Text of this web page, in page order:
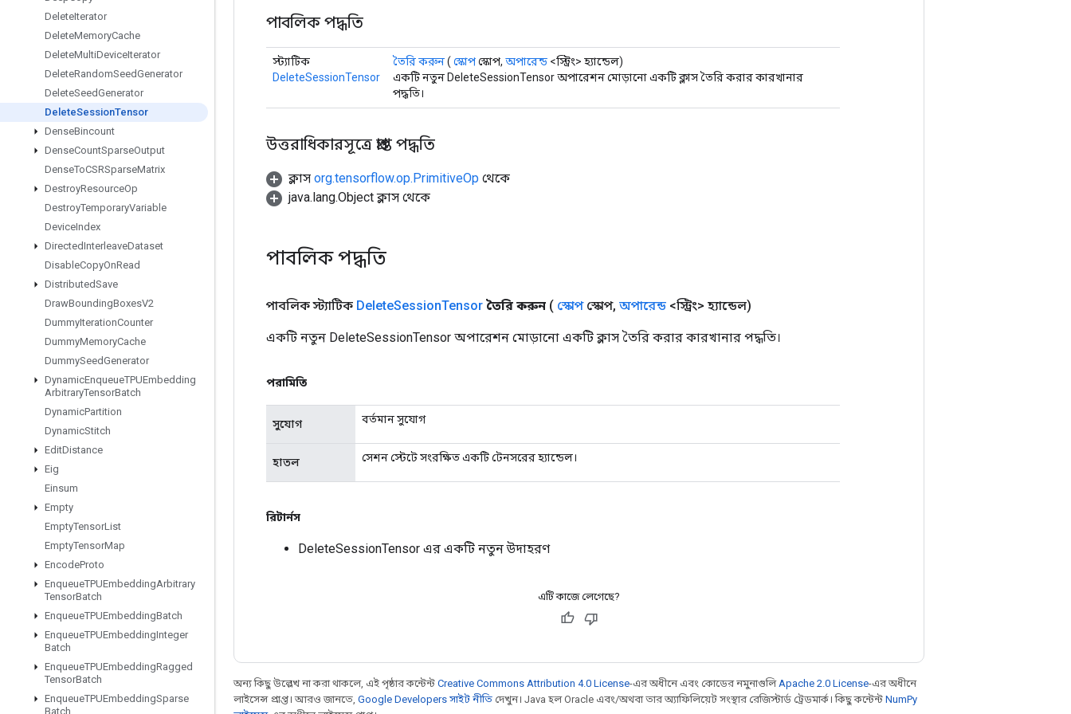
DeleteIterator
DeleteMemoryCache
DeleteMultiDeviceIterator
DeleteRandomSeedGenerator
DeleteSeedGenerator
DeleteSessionTensor
DenseBincount
DenseCountSparseOutput
DenseToCSRSparseMatrix
DestroyResourceOp
DestroyTemporaryVariable
DeviceIndex
DirectedInterleaveDataset
DisableCopyOnRead
DistributedSave
DrawBoundingBoxesV2
DummyIterationCounter
DummyMemoryCache
DummySeedGenerator
DynamicEnqueueTPUEmbedding
ArbitraryTensorBatch
DynamicPartition
DynamicStitch
EditDistance
Eig
Einsum
Empty
EmptyTensorList
EmptyTensorMap
EncodeProto
EnqueueTPUEmbeddingArbitrary
TensorBatch
EnqueueTPUEmbeddingBatch
EnqueueTPUEmbeddingInteger
Batch
EnqueueTPUEmbeddingRagged
TensorBatch
EnqueueTPUEmbeddingSparse
Batch
পাবলিক পদ্ধতি
স্ট্যাটিক
DeleteSessionTensor
তৈরি করুন( স্কোপস্কোপ, অপারেন্ড <স্ট্রিং> হ্যান্ডেল)
একটি নতুন DeleteSessionTensor অপারেশন মোড়ানো একটি ক্লাস তৈরি করার কারখানার
পদ্ধতি।
উত্তরাধিকারসূত্রে প্রাপ্ত পদ্ধতি
ক্লাস org.tensorflow.op.PrimitiveOp থেকে
java.lang.Object ক্লাস থেকে
পাবলিক পদ্ধতি
পাবলিক স্ট্যাটিক DeleteSessionTensor তৈরি করুন ( স্কোপস্কোপ, অপারেন্ড <স্ট্রিং> হ্যান্ডেল)
একটি নতুন DeleteSessionTensor অপারেশন মোড়ানো একটি ক্লাস তৈরি করার কারখানার পদ্ধতি।
পরামিতি
সুযোগ বর্তমান সুযোগ
হাতল সেশন স্টেটে সংরক্ষিত একটি টেনসরের হ্যান্ডেল।
রিটার্নস
DeleteSessionTensor এর একটি নতুন উদাহরণ
এটি কাজে লেগেছে?
অন্য কিছু উল্লেখ না করা থাকলে, এই পৃষ্ঠার কন্টেন্ট Creative Commons Attribution 4.0 License-এর অধীনে এবং কোডের নমুনাগুলি Apache 2.0 License-এর অধীনে
লাইসেন্স প্রাপ্ত। আরও জানতে, Google Developers সাইট নীতি দেখুন। Java হল Oracle এবং/অথবা তার অ্যাফিলিয়েট সংস্থার রেজিস্টার্ড ট্রেডমার্ক। কিছু কন্টেন্ট NumPy